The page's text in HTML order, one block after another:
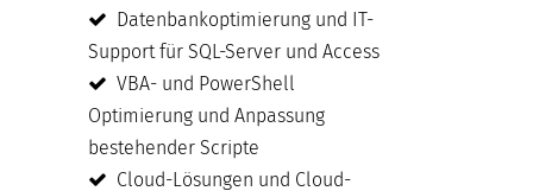
Datenbankoptimierung und IT-
Support für SQL-Server und Access
VBA- und PowerShell
Optimierung und Anpassung
bestehender Scripte
Cloud-Lösungen und Cloud-